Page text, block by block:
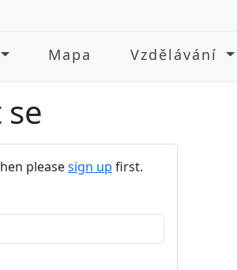
Mapa Vzdělávání
pleasesign up first.